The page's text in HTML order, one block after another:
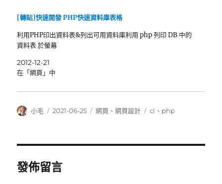
[轉貼]快速開發 PHP快速資料庫表格
利用PHP印出資料表&列出可用資料庫利用 php 列印 DB 中的
資料表 於螢幕
2012-12-21
在「網頁」中
作
小毛
發
2021-06-25
分
網頁 、網頁設計
標
ci 、 php
發佈留言